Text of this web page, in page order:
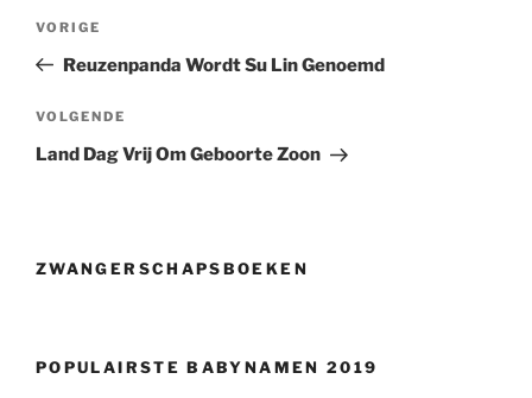
Vorig
bericht
VORIGE
Reuzenpanda Wordt Su Lin Genoemd
Volgend
bericht
VOLGENDE
Land Dag Vrij Om Geboorte Zoon
ZWANGERSCHAPSBOEKEN
POPULAIRSTE BABYNAMEN 2019